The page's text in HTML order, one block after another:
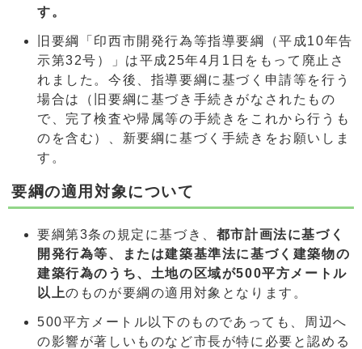
す。
旧要綱「印西市開発行為等指導要綱（平成10年告
示第32号）」は平成25年4月1日をもって廃止さ
れました。今後、指導要綱に基づく申請等を行う
場合は（旧要綱に基づき手続きがなされたもの
で、完了検査や帰属等の手続きをこれから行うも
のを含む）、新要綱に基づく手続きをお願いしま
す。
要綱の適用対象について
要綱第3条の規定に基づき、 都市計画法に基づく
開発行為等、または建築基準法に基づく建築物の
建築行為のうち、土地の区域が500平方メートル
以上のものが要綱の適用対象となります。
500平方メートル以下のものであっても、周辺へ
の影響が著しいものなど市長が特に必要と認める